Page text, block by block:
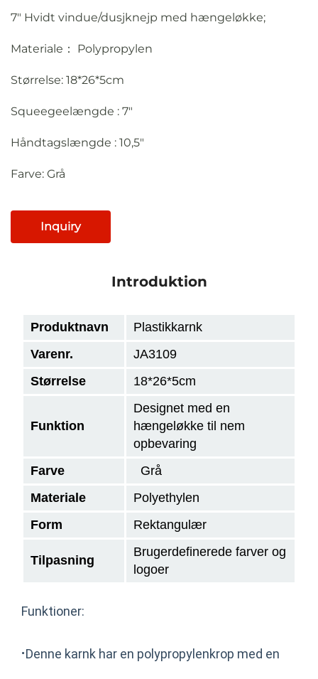
7" Hvidt vindue/dusjknejp med hængeløkke;
Materiale： Polypropylen
Størrelse: 18*26*5cm
Squeegeelængde : 7"
Håndtagslængde : 10,5"
Farve: Grå
Inquiry
Introduktion
Produktnavn
Plastikkarnk
Varenr.
JA3109
Størrelse
18*26*5cm
Funktion
Designet med en
hængeløkke til nem
opbevaring
Farve
Grå
Materiale
Polyethylen
Form
Rektangulær
Tilpasning
Brugerdefinerede farver og
logoer
Funktioner:
·Denne karnk har en polypropylenkrop med en